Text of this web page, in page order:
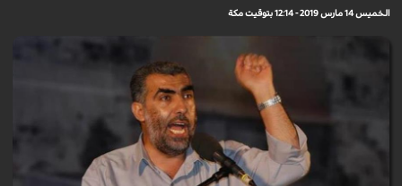
الخميس 14 مارس 2019 - 12:14 بتوقيت مكة